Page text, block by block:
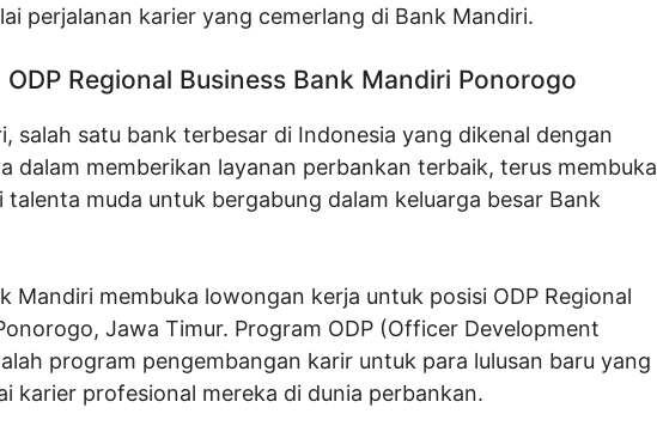
perjalanan karier yang cemerlang di Bank Mandiri.
Regional Business Bank Mandiri Ponorogo
salah satu bank terbesar di Indonesia yang dikenal dengan
dalam memberikan layanan perbankan terbaik, terus membuka
talenta muda untuk bergabung dalam keluarga besar Bank
Mandiri membuka lowongan kerja untuk posisi ODP Regional
Jawa Timur. Program ODP (Officer Development
program pengembangan karir untuk para lulusan baru yang
karier profesional mereka di dunia perbankan.